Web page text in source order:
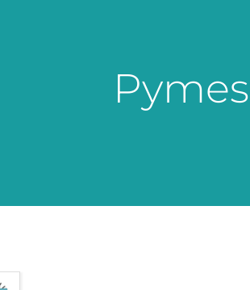
Pymes